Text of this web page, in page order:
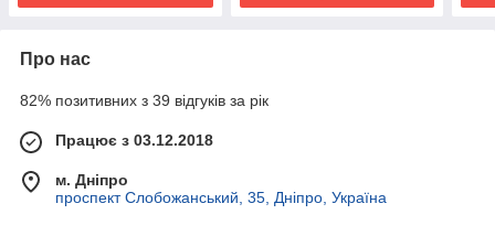
Про нас
82% позитивних з 39 відгуків за рік
Працює з 03.12.2018
м. Дніпро
проспект Слобожанський, 35, Дніпро, Україна